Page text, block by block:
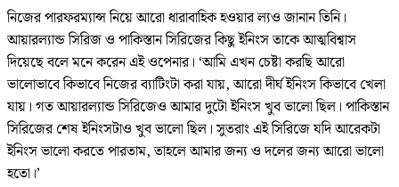
নিজের পারফরম্যান্স নিয়ে আরো ধারাবাহিক হওয়ার ল্যও জানান তিনি।
আয়ারল্যান্ড সিরিজ ও পাকিস্তান সিরিজের কিছু ইনিংস তাকে আত্মবিশ্বাস
দিয়েছে বলে মনে করেন এই ওপেনার। ‘আমি এখন চেষ্টা করছি আরো
ভালোভাবে কিভাবে নিজের ব্যাটিংটা করা যায়, আরো দীর্ঘ ইনিংস কিভাবে খেলা
যায়। গত আয়ারল্যান্ড সিরিজেও আমার দুটো ইনিংস খুব ভালো ছিল। পাকিস্তান
সিরিজের শেষ ইনিংসটাও খুব ভালো ছিল। সুতরাং এই সিরিজে যদি আরেকটা
ইনিংস ভালো করতে পারতাম, তাহলে আমার জন্য ও দলের জন্য আরো ভালো
হতো।’